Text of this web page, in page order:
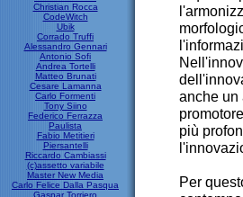
Christian Rocca
CodeWitch
Ubik
Corrado Truffi
Alessandro Gennari
Antonio Sofi
Andrea Tortelli
Matteo Brunati
Cesare Lamanna
Carlo Formenti
Tony Siino
Federico Ferrazza
Paulista
Fabio Metitieri
Piersantelli
Riccardo Cambiassi
(c)assetto variabile
Master New Media
Carlo Felice Dalla Pasqua
Gaspar Torriero
anche un
più
Per